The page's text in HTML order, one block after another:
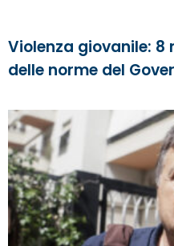
Violenza giovanile: 8
delle norme del